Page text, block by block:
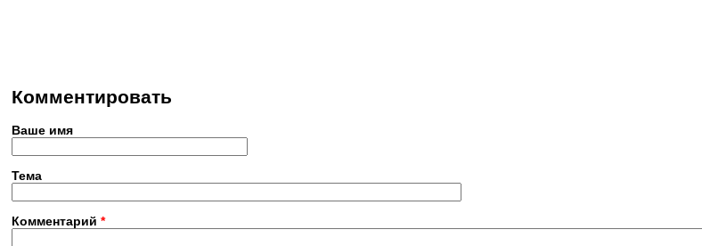
Комментировать
Ваше имя
Тема
Комментарий *